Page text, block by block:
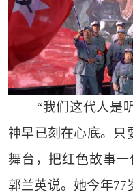
“我们这代人是
神早已刻在心底。只
舞台，把红色故事
郭兰英说。她今年77